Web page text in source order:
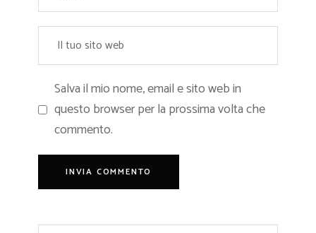
Salva il mio nome, email e sito web in
questo browser per la prossima volta che
commento.